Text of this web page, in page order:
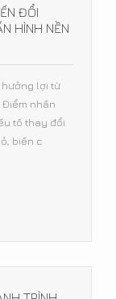
ĐỔI
HÌNH NỀN
lợi từ
nhấn
tố thay đổi
biến c